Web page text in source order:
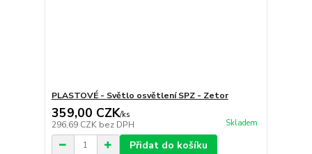
PLASTOVÉ - Světlo osvětlení SPZ - Zetor
359,00 CZK/ks
296,69 CZK bez DPH Skladem
Přidat do košíku